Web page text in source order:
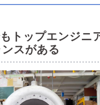
トップエンジニ
スがある